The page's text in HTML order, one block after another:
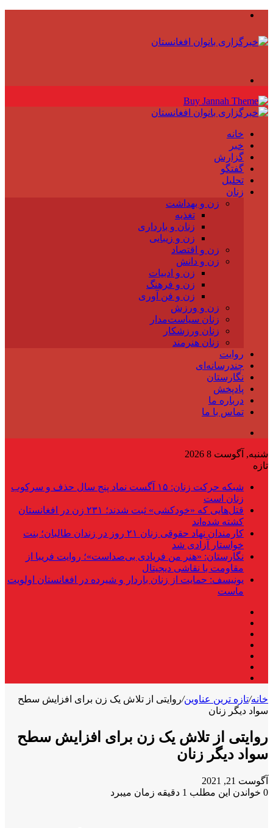
خانه
خبر
گزارش
گفتگو
تحلیل
زنان
زن و بهداشت
تغذیه
زنان و بارداری
زن و زیبایی
زن و اقتصاد
زن و دانش
زن و ادبیات
زن و فرهنگ
زن و فن آوری
زن و ورزش
زنان سیاست‌مدار
زنان ورزشکار
زنان هنرمند
روایت
چندرسانه‌ای
نگارستان
پادپخش
درباره ما
تماس با ما
شنبه, آگوست 8 2026
تازه
شبکه حرکت زنان: ۱۵ آگست نماد پنج سال حذف و سرکوب
زنان است
قتل‌هایی که «خودکشی» ثبت شدند؛ ۲۳۱ زن در افغانستان
کشته شده‌اند
کارمندان نهاد حقوقی زنان ۲۱ روز در زندان طالبان؛ بنت
خواستار آزادی شد
نگارستان: «هنر من فریادی بی‌صداست»؛ روایت فریبا از
مقاومت با نقاشی دیجیتال
یونیسف: حمایت از زنان باردار و شیرده در افغانستان اولویت
ماست
خانه/تازه ترین عناوین/روایتی از تلاش یک زن برای افزایش سطح
سواد دیگر زنان
روایتی از تلاش یک زن برای افزایش سطح
سواد دیگر زنان
آگوست 21, 2021
0 خواندن این مطلب 1 دقیقه زمان میبرد